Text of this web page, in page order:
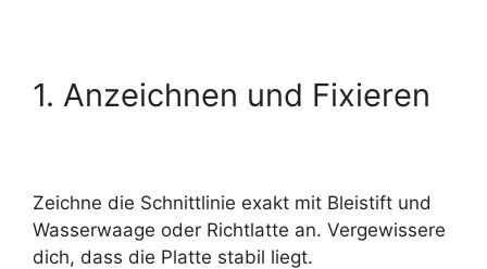
1. Anzeichnen und Fixieren
Zeichne die Schnittlinie exakt mit Bleistift und
Wasserwaage oder Richtlatte an. Vergewissere
dich, dass die Platte stabil liegt.